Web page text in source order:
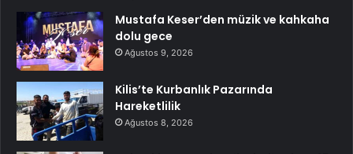
Mustafa Keser’den müzik ve kahkaha
dolu gece
Ağustos 9, 2026
Kilis’te Kurbanlık Pazarında
Hareketlilik
Ağustos 8, 2026